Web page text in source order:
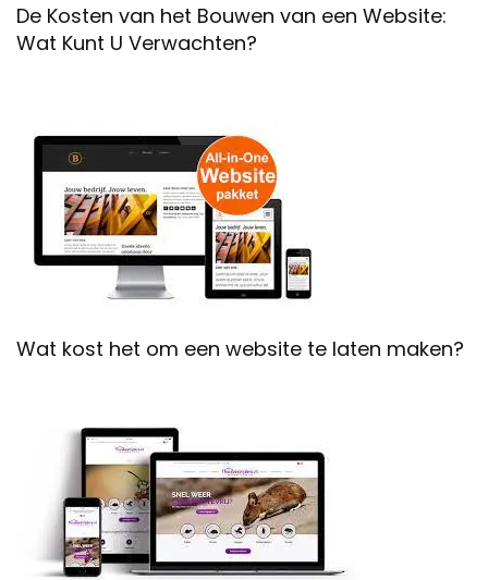
De Kosten van het Bouwen van een Website:
Wat Kunt U Verwachten?
Wat kost het om een website te laten maken?